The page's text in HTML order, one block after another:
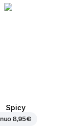
Spicy
nuo8,95 €